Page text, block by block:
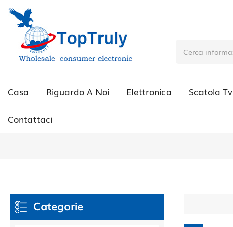
Casa Riguardo A Noi Elettronica Scatola Tv
Contattaci
Categorie